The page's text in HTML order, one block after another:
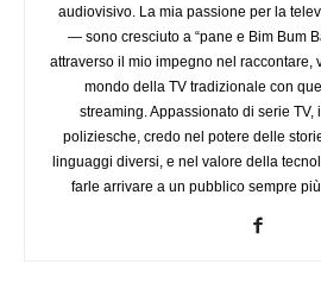
audiovisivo. La mia passione per la
— sono cresciuto a “pane e Bim Bum
attraverso il mio impegno nel raccontare,
mondo della TV tradizionale con
streaming. Appassionato di serie TV,
poliziesche, credo nel potere delle
linguaggi diversi, e nel valore della
farle arrivare a un pubblico sempre